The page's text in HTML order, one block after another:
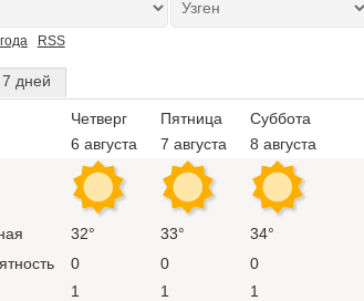
RSS
дней
Четверг
6 августа
Пятница
7 августа
Суббота
8 августа
32° 33° 34°
0 0 0
1 1 1